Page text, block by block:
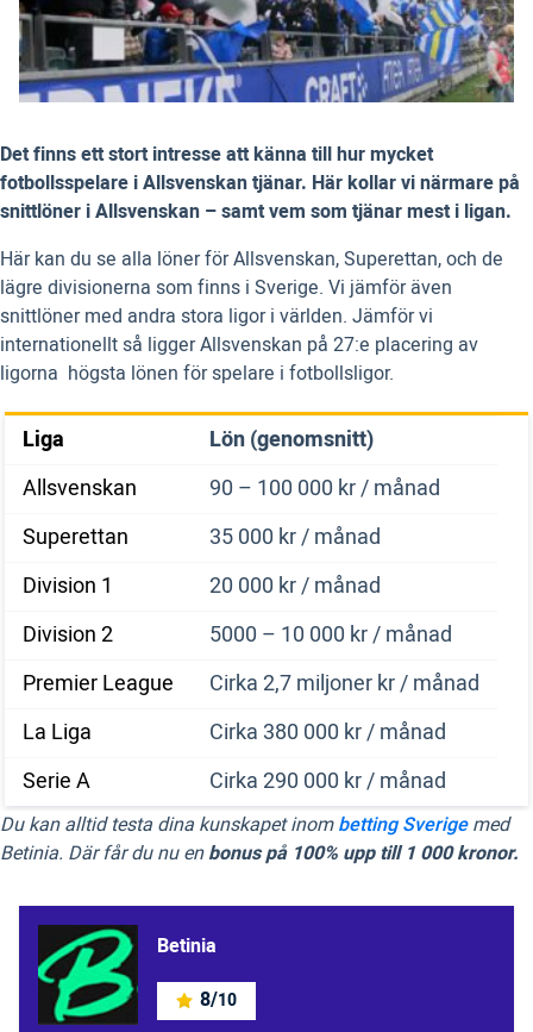
Det finns ett stort intresse att känna till hur mycket
fotbollsspelare i Allsvenskan tjänar. Här kollar vi närmare på
snittlöner i Allsvenskan – samt vem som tjänar mest i ligan.
Här kan du se alla löner för Allsvenskan, Superettan, och de
lägre divisionerna som finns i Sverige. Vi jämför även
snittlöner med andra stora ligor i världen. Jämför vi
internationellt så ligger Allsvenskan på 27:e placering av
ligorna högsta lönen för spelare i fotbollsligor.
Liga
Lön (genomsnitt)
Allsvenskan
90 – 100 000 kr / månad
Superettan
35 000 kr / månad
Division 1
20 000 kr / månad
Division 2
5000 – 10 000 kr / månad
Premier League
Cirka 2,7 miljoner kr / månad
La Liga
Cirka 380 000 kr / månad
Serie A
Cirka 290 000 kr / månad
Du kan alltid testa dina kunskapet inombetting Sverigemed
Betinia. Där får du nu enbonus på 100% upp till 1 000 kronor.
Betinia
8/10